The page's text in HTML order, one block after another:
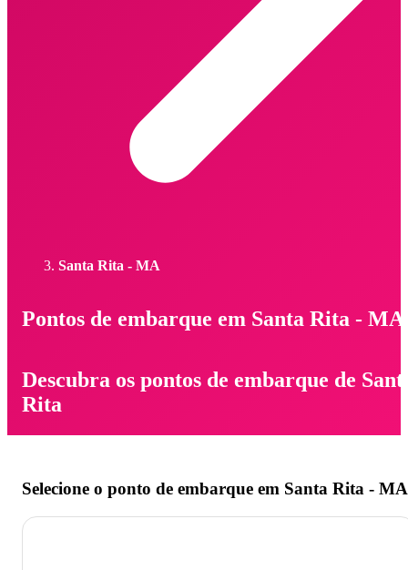
Santa Rita - MA
Pontos de embarque em Santa Rita - MA
Descubra os pontos de embarque de
Rita
Selecione o ponto de embarque em Santa Rita -